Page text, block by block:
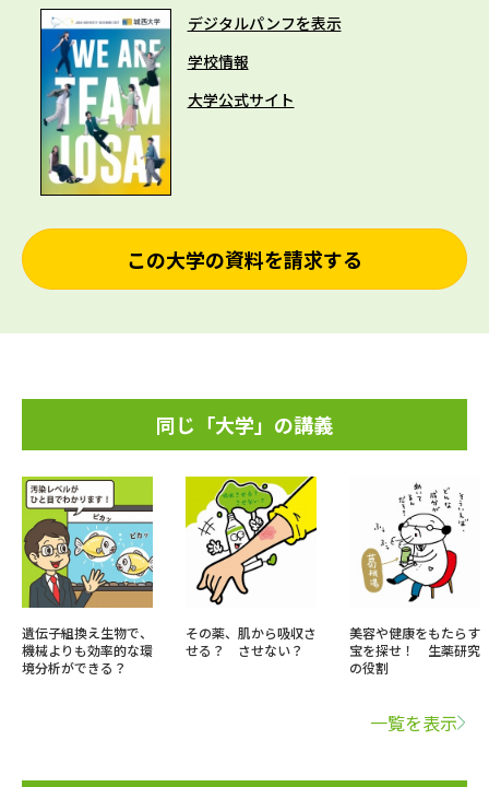
デジタルパンフを表示
学校情報
大学公式サイト
この大学の資料を請求する
同じ「大学」の講義
遺伝子組換え生物で、
機械よりも効率的な環
境分析ができる？
その薬、肌から吸収さ
せる？ させない？
美容や健康をもたらす
宝を探せ！ 生薬研究
の役割
一覧を表示